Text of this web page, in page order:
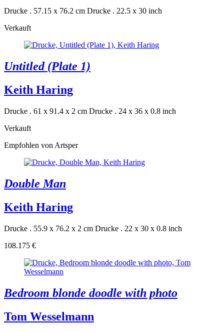
Drucke . 57.15 x 76.2 cm Drucke . 22.5 x 30 inch
Verkauft
Untitled (Plate 1)
Keith Haring
Drucke . 61 x 91.4 x 2 cm Drucke . 24 x 36 x 0.8 inch
Verkauft
Empfohlen von Artsper
Double Man
Keith Haring
Drucke . 55.9 x 76.2 x 2 cm Drucke . 22 x 30 x 0.8 inch
108.175 €
Bedroom blonde doodle with photo
Tom Wesselmann